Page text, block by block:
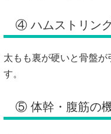
④ ハムストリン
太もも裏が硬いと骨盤が
す。
⑤ 体幹・腹筋の